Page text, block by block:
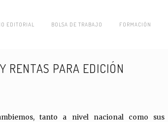
EDITORIAL BOLSA DE TRABAJO FORMACIÓN
PARA EDICIÓN
tanto a nivel nacional como sus